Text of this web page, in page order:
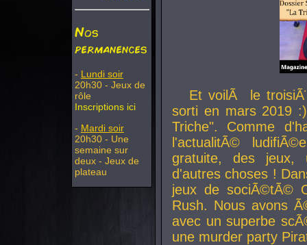
Nos
permanences
- Lundi soir
20h30 - Jeux de
rôle
Inscriptions ici
- Mardi soir
20h30 - Une
semaine sur
deux - Jeux de
plateau
Et voilÃ le
sorti en mars 2019
Triche". Comme
l'actualitÃ©
gratuite, des jeux,
d'autres choses !
jeux de sociÃ©tÃ©
Rush. Nous avons
avec un superbe
une murder party